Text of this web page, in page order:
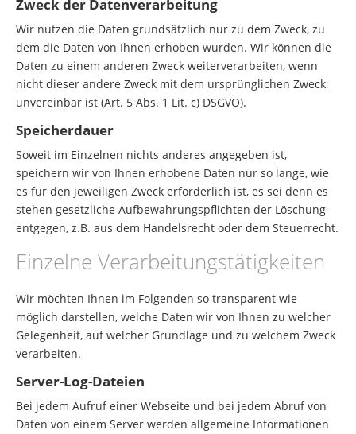
Zweck der Datenverarbeitung
Wir nutzen die Daten grundsätzlich nur zu dem Zweck, zu
dem die Daten von Ihnen erhoben wurden. Wir können die
Daten zu einem anderen Zweck weiterverarbeiten, wenn
nicht dieser andere Zweck mit dem ursprünglichen Zweck
unvereinbar ist (Art. 5 Abs. 1 Lit. c) DSGVO).
Speicherdauer
Soweit im Einzelnen nichts anderes angegeben ist,
speichern wir von Ihnen erhobene Daten nur so lange, wie
es für den jeweiligen Zweck erforderlich ist, es sei denn es
stehen gesetzliche Aufbewahrungspflichten der Löschung
entgegen, z.B. aus dem Handelsrecht oder dem Steuerrecht.
Einzelne Verarbeitungstätigkeiten
Wir möchten Ihnen im Folgenden so transparent wie
möglich darstellen, welche Daten wir von Ihnen zu welcher
Gelegenheit, auf welcher Grundlage und zu welchem Zweck
verarbeiten.
Server-Log-Dateien
Bei jedem Aufruf einer Webseite und bei jedem Abruf von
Daten von einem Server werden allgemeine Informationen